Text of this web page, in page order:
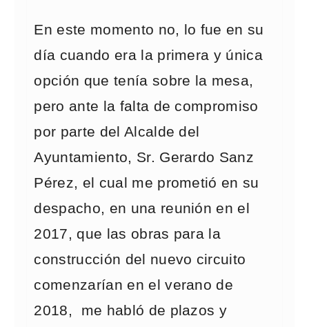
En este momento no, lo fue en su
día cuando era la primera y única
opción que tenía sobre la mesa,
pero ante la falta de compromiso
por parte del Alcalde del
Ayuntamiento, Sr. Gerardo Sanz
Pérez, el cual me prometió en su
despacho, en una reunión en el
2017, que las obras para la
construcción del nuevo circuito
comenzarían en el verano de
2018, me habló de plazos y